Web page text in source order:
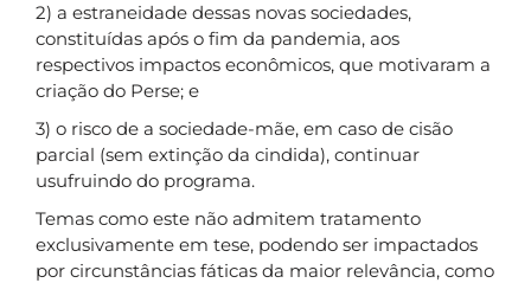
2) a estraneidade dessas novas sociedades,
constituídas após o fim da pandemia, aos
respectivos impactos econômicos, que motivaram a
criação do Perse; e
3) o risco de a sociedade-mãe, em caso de cisão
parcial (sem extinção da cindida), continuar
usufruindo do programa.
Temas como este não admitem tratamento
exclusivamente em tese, podendo ser impactados
por circunstâncias fáticas da maior relevância, como